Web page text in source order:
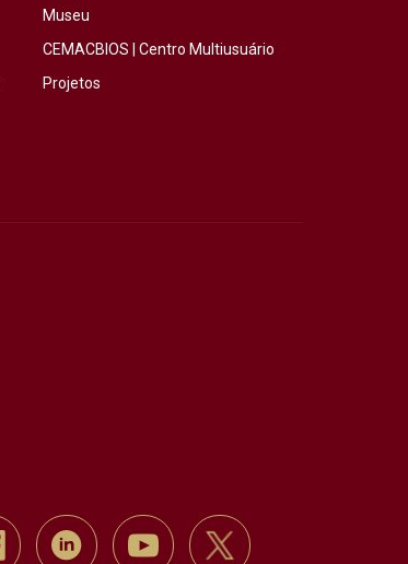
Museu
CEMACBIOS | Centro Multiusuário
Projetos